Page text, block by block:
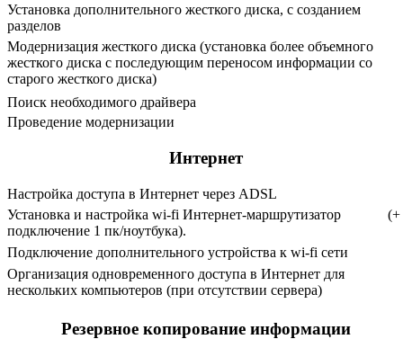
Установка дополнительного жесткого диска, с созданием
разделов
Модернизация жесткого диска (установка более объемного
жесткого диска с последующим переносом информации со
старого жесткого диска)
Поиск необходимого драйвера
Проведение модернизации
Интернет
Настройка доступа в Интернет через ADSL
Установка и настройка wi-fi Интернет-маршрутизатор (+
подключение 1 пк/ноутбука).
Подключение дополнительного устройства к wi-fi сети
Организация одновременного доступа в Интернет для
нескольких компьютеров (при отсутствии сервера)
Резервное копирование информации